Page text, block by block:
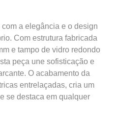
a elegância e o design
Com estrutura fabricada
e tampo de vidro redondo
peça une sofisticação e
O acabamento da
entrelaçadas, cria um
se destaca em qualquer